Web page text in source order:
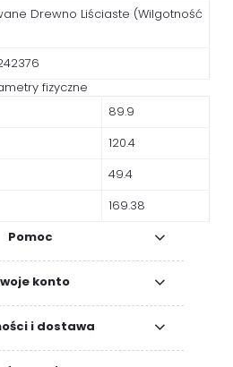
Drewno Liściaste (Wilgotność
fizyczne
89.9
120.4
49.4
169.38
Pomoc
konto
i dostawa